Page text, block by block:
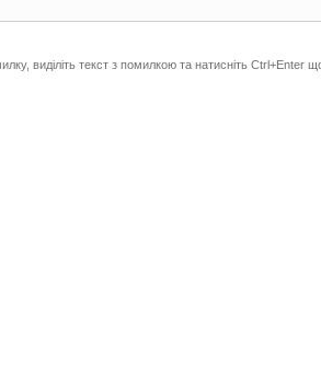
виділіть текст з помилкою та натисніть Ctrl+Enter